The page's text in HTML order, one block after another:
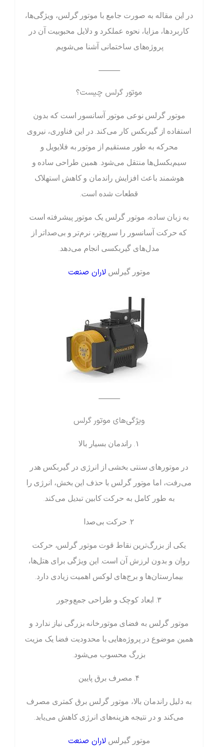
در این مقاله به صورت جامع با موتور گرلس، ویژگی‌ها،
کاربردها، مزایا، نحوه عملکرد و دلایل محبوبیت آن در
پروژه‌های ساختمانی آشنا می‌شویم.
⸻
موتور گرلس چیست؟
موتور گرلس نوعی موتور آسانسور است که بدون
استفاده از گیربکس کار می‌کند. در این فناوری، نیروی
محرکه به طور مستقیم از موتور به فلایویل و
سیم‌بکسل‌ها منتقل می‌شود. همین طراحی ساده و
هوشمند باعث افزایش راندمان و کاهش استهلاک
قطعات شده است.
به زبان ساده، موتور گرلس یک موتور پیشرفته است
که حرکت آسانسور را سریع‌تر، نرم‌تر و بی‌صداتر از
مدل‌های گیربکسی انجام می‌دهد.
موتور گیرلس لاران صنعت
⸻
ویژگی‌های موتور گرلس
۱. راندمان بسیار بالا
در موتورهای سنتی بخشی از انرژی در گیربکس هدر
می‌رفت، اما موتور گرلس با حذف این بخش، انرژی را
به طور کامل به حرکت کابین تبدیل می‌کند.
۲. حرکت بی‌صدا
یکی از بزرگ‌ترین نقاط قوت موتور گرلس، حرکت
روان و بدون لرزش آن است. این ویژگی برای هتل‌ها،
بیمارستان‌ها و برج‌های لوکس اهمیت زیادی دارد.
۳. ابعاد کوچک و طراحی جمع‌وجور
موتور گرلس به فضای موتورخانه بزرگی نیاز ندارد و
همین موضوع در پروژه‌هایی با محدودیت فضا یک مزیت
بزرگ محسوب می‌شود.
۴. مصرف برق پایین
به دلیل راندمان بالا، موتور گرلس برق کمتری مصرف
می‌کند و در نتیجه هزینه‌های انرژی کاهش می‌یابد.
موتور گیرلس لاران صنعت